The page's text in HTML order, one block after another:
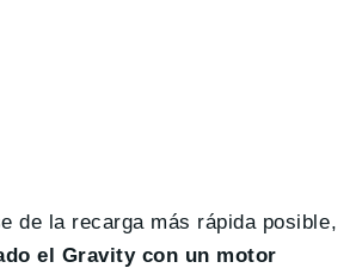
de la recarga más rápida posible,
el Gravity con un motor